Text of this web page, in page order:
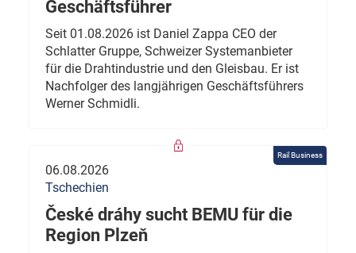
Geschäftsführer
Seit 01.08.2026 ist Daniel Zappa CEO der
Schlatter Gruppe, Schweizer Systemanbieter
für die Drahtindustrie und den Gleisbau. Er ist
Nachfolger des langjährigen Geschäftsführers
Werner Schmidli.
Rail Business
06.08.2026
Tschechien
České dráhy sucht BEMU für die
Region Plzeň